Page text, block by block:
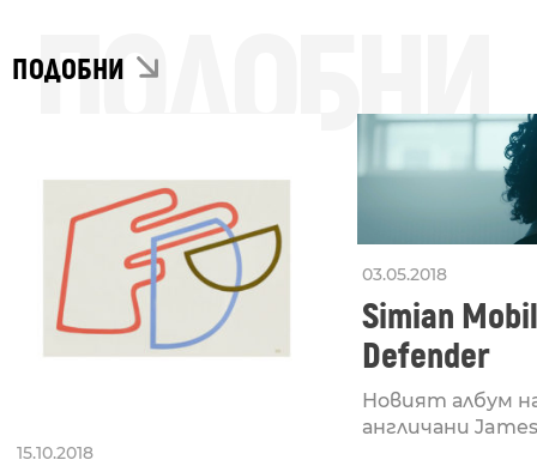
ПОДОБНИ
ПОДОБНИ
15.10.2018
03.05.2018
Simian
Defender
Новият албум
англичани